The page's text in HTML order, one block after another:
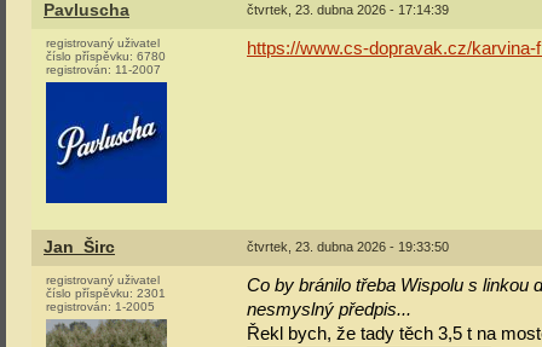
Pavluscha čtvrtek, 23. dubna 2026 - 17:14:39
registrovaný uživatel
číslo příspěvku: 6780
registrován: 11-2007
https://www.cs-dopravak.cz/
Jan_Širc čtvrtek, 23. dubna 2026 - 19:33:50
registrovaný uživatel
číslo příspěvku: 2301
registrován: 1-2005
Co by bránilo třeba Wispolu s
nesmyslný předpis...
Řekl bych, že tady těch 3,5 t na